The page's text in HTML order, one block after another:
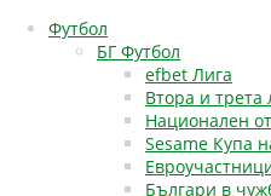
Футбол
БГ Футбол
efbet Лига
Втора и трета
Национален
Sesame Купа
Българи в